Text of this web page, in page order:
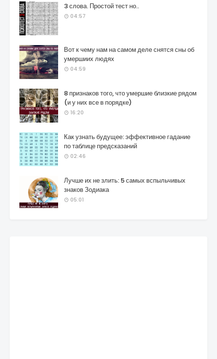
3 слова. Простой тест но..
04:57
Вот к чему нам на самом деле снятся сны об
умершиих людях
04:59
8 признаков того, что умершие близкие рядом
(и у них все в порядке)
16:20
Как узнать будущее: эффективное гадание
по таблице предсказаний
02:46
Лучше их не злить: 5 самых вспыльчивых
знаков Зодиака
05:01